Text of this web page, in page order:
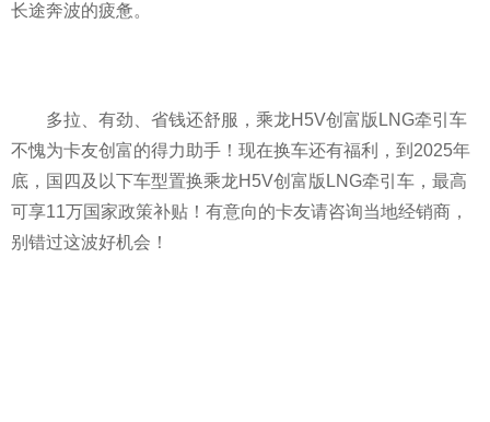
长途奔波的疲惫。
多拉、有劲、省钱还舒服，乘龙H5V创富版LNG牵引车
不愧为卡友创富的得力助手！现在换车还有福利，到2025年
底，国四及以下车型置换乘龙H5V创富版LNG牵引车，最高
可享11万国家政策补贴！有意向的卡友请咨询当地经销商，
别错过这波好机会！